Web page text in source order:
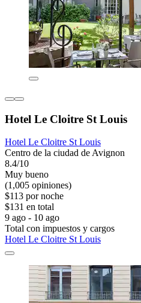
Hotel Le Cloitre St Louis
Hotel Le Cloitre St Louis
Centro de la ciudad de Avignon
8.4/10
Muy bueno
(1,005 opiniones)
$113 por noche
$131 en total
9 ago - 10 ago
Total con impuestos y cargos
Hotel Le Cloitre St Louis